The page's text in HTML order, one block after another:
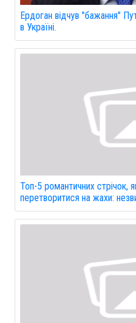
Ердоган відчув "бажання"
в Україні.
Топ-5 романтичних стрічок,
перетворитися на жахи: